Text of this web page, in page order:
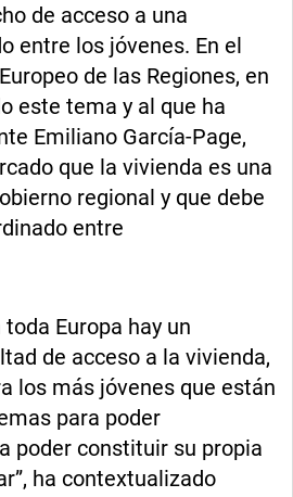
de acceso a una
entre los jóvenes. En el
de las Regiones, en
este tema y al que ha
Emiliano García-Page,
que la vivienda es una
regional y que debe
entre
Europa hay un
de acceso a la vivienda,
los más jóvenes que están
para poder
poder constituir su propia
ha contextualizado